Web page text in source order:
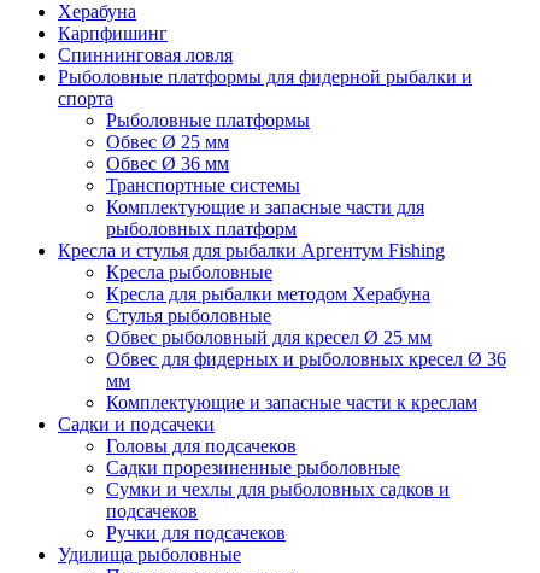
Херабуна
Карпфишинг
Спиннинговая ловля
Рыболовные платформы для фидерной рыбалки и
спорта
Рыболовные платформы
Обвес Ø 25 мм
Обвес Ø 36 мм
Транспортные системы
Комплектующие и запасные части для
рыболовных платформ
Кресла и стулья для рыбалки Аргентум Fishing
Кресла рыболовные
Кресла для рыбалки методом Херабуна
Стулья рыболовные
Обвес рыболовный для кресел Ø 25 мм
Обвес для фидерных и рыболовных кресел Ø 36
мм
Комплектующие и запасные части к креслам
Садки и подсачеки
Головы для подсачеков
Садки прорезиненные рыболовные
Сумки и чехлы для рыболовных садков и
подсачеков
Ручки для подсачеков
Удилища рыболовные